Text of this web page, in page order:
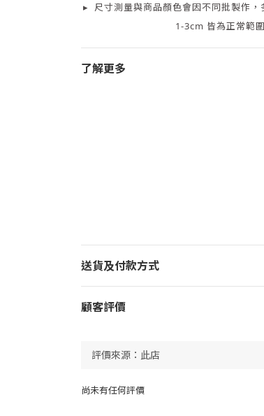
▸ 尺寸測量與商品顏色會因不同批製作，
1-3cm 皆為正常範圍
了解更多
送貨及付款方式
顧客評價
尚未有任何評價